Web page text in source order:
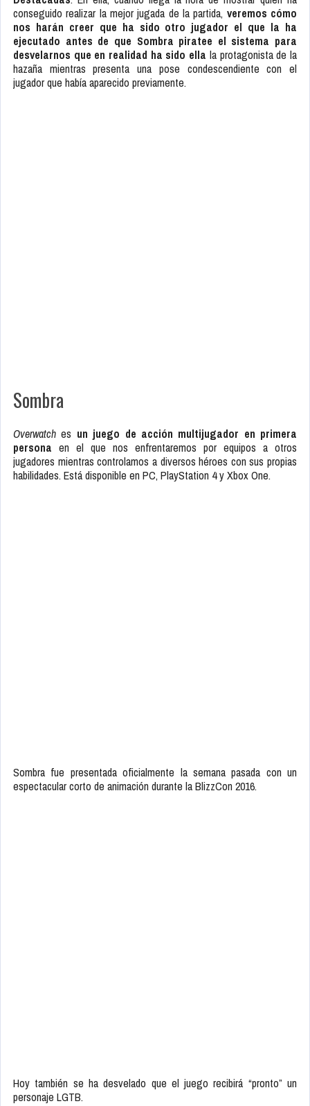
conseguido realizar la mejor jugada de la partida, veremos cómo
nos harán creer que ha sido otro jugador el que la ha
ejecutado antes de que Sombra piratee el sistema para
desvelarnos que en realidad ha sido ella la protagonista de la
hazaña mientras presenta una pose condescendiente con el
jugador que había aparecido previamente.
Sombra
Overwatch es un juego de acción multijugador en primera
persona en el que nos enfrentaremos por equipos a otros
jugadores mientras controlamos a diversos héroes con sus propias
habilidades. Está disponible en PC, PlayStation 4 y Xbox One.
Sombra fue presentada oficialmente la semana pasada con un
espectacular corto de animación durante la BlizzCon 2016.
Hoy también se ha desvelado que el juego recibirá “pronto” un
personaje LGTB.